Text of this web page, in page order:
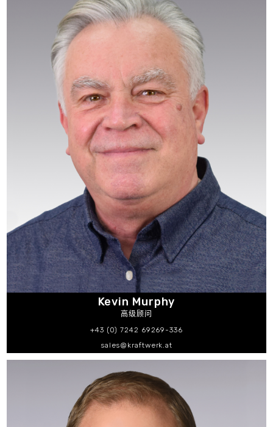
Kevin Murphy
高级顾问
+43 (0) 7242 69269-336
sales@kraftwerk.at